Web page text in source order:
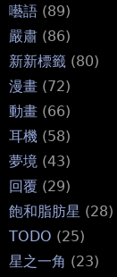
囈語 (89)
嚴肅 (86)
新新標籤 (80)
漫畫 (72)
動畫 (66)
耳機 (58)
夢境 (43)
回覆 (29)
飽和脂肪星 (28)
TODO (25)
星之一角 (23)